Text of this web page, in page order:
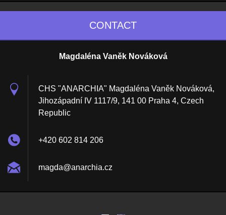
CONTACT
Magdaléna Vaněk Nováková
CHS "ANARCHIA" Magdaléna Vaněk Nováková,
Jihozápadní IV 1117/9, 141 00 Praha 4, Czech
Republic
+420 602 814 206
magda@anarchia.cz